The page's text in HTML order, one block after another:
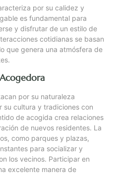
por su calidez y
es fundamental para
y disfrutar de un estilo de
cotidianas se basan
que genera una atmósfera de
por su naturaleza
su cultura y tradiciones con
de acogida crea relaciones
de nuevos residentes. La
como parques y plazas,
para socializar y
los vecinos. Participar en
excelente manera de